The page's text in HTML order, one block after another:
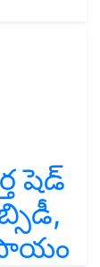
షెడ్
సాయం